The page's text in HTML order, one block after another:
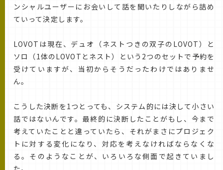
ンシャルユーザーにお会いして話を聞いたりしながら詰め
ていって決定します。
LOVOTは現在、デュオ（ネストつきの双子のLOVOT）と
ソロ（1体のLOVOTとネスト）という2つのセットで予約を
受けていますが、当初からそうだったわけではありませ
ん。
こうした決断を1つとっても、システム的には決して小さい
話ではないんです。最終的に決断したことがもし、今まで
考えていたことと違っていたら、それがまさにプロジェク
トに対する変化になり、対応を考えなければならなくな
る。そのようなことが、いろいろな側面で起きていまし